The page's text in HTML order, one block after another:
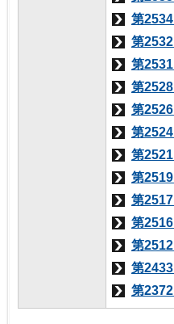
第
第
第
第
第
第
第
第
第
第
第
第
第